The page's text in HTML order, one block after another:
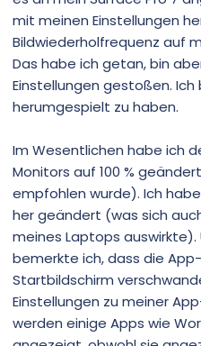
mit meinen Einstellungen
Bildwiederholfrequenz auf
Das habe ich getan, bin
Einstellungen gestoßen.
herumgespielt zu haben.
Im Wesentlichen habe ich
Monitors auf 100 %
empfohlen wurde). Ich
her geändert (was sich
meines Laptops auswirkte).
bemerkte ich, dass die
Startbildschirm
Einstellungen zu meiner
werden einige Apps wie